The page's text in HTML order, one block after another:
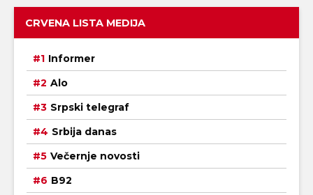
CRVENA LISTA MEDIJA
Informer
Alo
Srpski telegraf
Srbija danas
Večernje novosti
B92